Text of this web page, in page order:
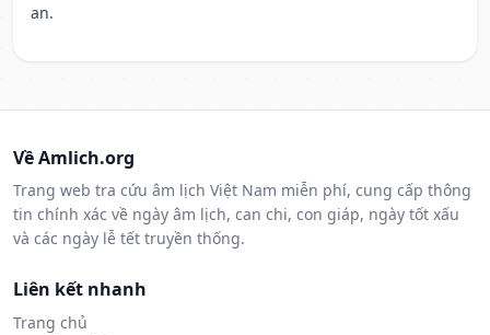
an.
Về Amlich.org
Trang web tra cứu âm lịch Việt Nam miễn phí, cung cấp thông
tin chính xác về ngày âm lịch, can chi, con giáp, ngày tốt xấu
và các ngày lễ tết truyền thống.
Liên kết nhanh
Trang chủ